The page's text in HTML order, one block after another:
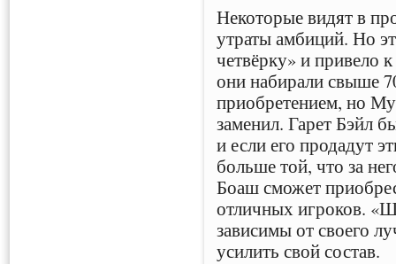
Некоторые видят в
утраты амбиций. Но
четвёрку» и привело
они набирали свыше
приобретением, но
заменил. Гарет Бэйл
и если его продадут
больше той, что за
Боаш сможет
отличных игроков.
зависимы от своего
усилить свой состав.